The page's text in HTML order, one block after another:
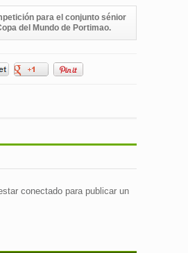
para el conjunto sénior
del Mundo de Portimao.
conectado para publicar un